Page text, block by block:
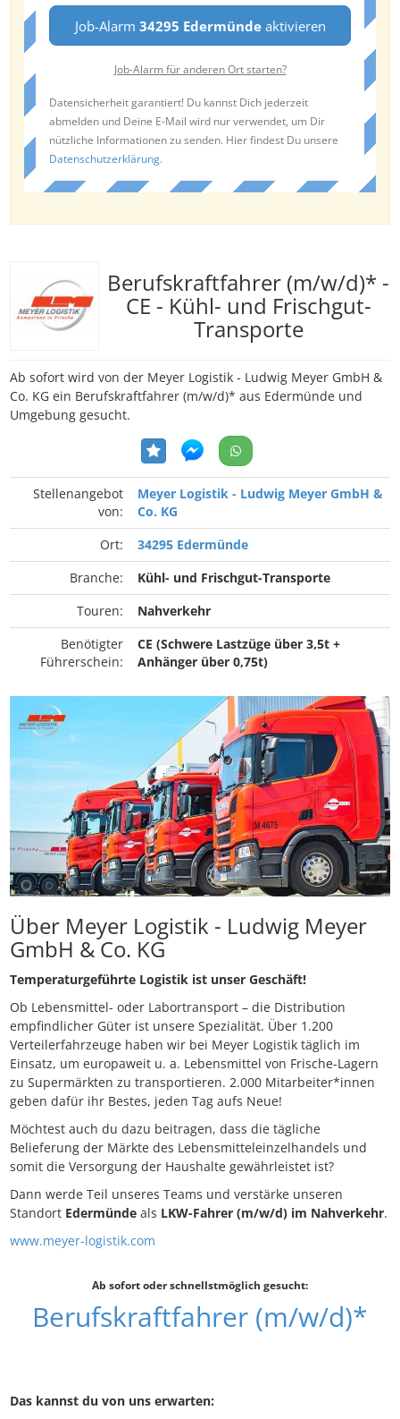
Job-Alarm 34295 Edermündeaktivieren
Job-Alarm für anderen Ort starten?
Datensicherheit garantiert! Du kannst Dich jederzeit
abmelden und Deine E-Mail wird nur verwendet, um Dir
nützliche Informationen zu senden. Hier findest Du unsere
Datenschutzerklärung.
Berufskraftfahrer (m/w/d)* -
CE - Kühl- und Frischgut-
Transporte
Ab sofort wird von der Meyer Logistik - Ludwig Meyer GmbH &
Co. KG ein Berufskraftfahrer (m/w/d)* aus Edermünde und
Umgebung gesucht.
Stellenangebot
von:
Meyer Logistik - Ludwig Meyer GmbH &
Co. KG
Ort:
34295 Edermünde
Branche:
Kühl- und Frischgut-Transporte
Touren:
Nahverkehr
Benötigter
Führerschein:
CE (Schwere Lastzüge über 3,5t +
Anhänger über 0,75t)
Über Meyer Logistik - Ludwig Meyer
GmbH & Co. KG
Temperaturgeführte Logistik ist unser Geschäft!
Ob Lebensmittel- oder Labortransport – die Distribution
empfindlicher Güter ist unsere Spezialität. Über 1.200
Verteilerfahrzeuge haben wir bei Meyer Logistik täglich im
Einsatz, um europaweit u. a. Lebensmittel von Frische-Lagern
zu Supermärkten zu transportieren. 2.000 Mitarbeiter*innen
geben dafür ihr Bestes, jeden Tag aufs Neue!
Möchtest auch du dazu beitragen, dass die tägliche
Belieferung der Märkte des Lebensmitteleinzelhandels und
somit die Versorgung der Haushalte gewährleistet ist?
Dann werde Teil unseres Teams und verstärke unseren
Standort Edermünde als LKW-Fahrer (m/w/d) im Nahverkehr.
www.meyer-logistik.com
Ab sofort oder schnellstmöglich gesucht:
Berufskraftfahrer (m/w/d)*
Das kannst du von uns erwarten: